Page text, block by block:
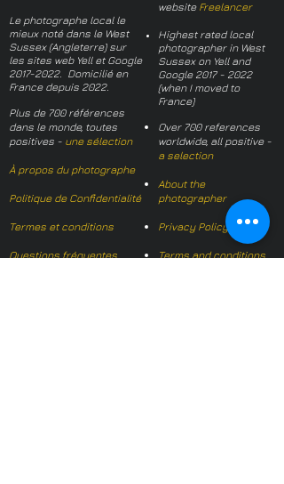
Le photographe local le
mieux noté dans le West
Sussex (Angleterre) sur
les sites web Yell et Google
2017-2022. Domicilié en
France depuis 2022.
Plus de 700 références
dans le monde, toutes
positives - une sélection
À propos du photographe
Politique de Confidentialité
Termes et conditions
Questions fréquentes
website Freelancer
Highest rated local
photographer in West
Sussex on Yell and
Google 2017 - 2022
(when I moved to
France)
Over 700 references
worldwide, all positive -
a selection
About the
photographer
Privacy Policy
Terms and conditions